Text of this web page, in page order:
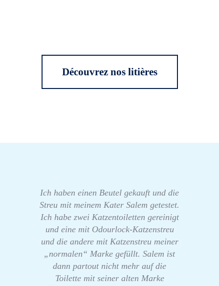
Découvrez nos litières
Ich haben einen Beutel gekauft und die
Streu mit meinem Kater Salem getestet.
Ich habe zwei Katzentoiletten gereinigt
und eine mit Odourlock-Katzenstreu
und die andere mit Katzenstreu meiner
„normalen“ Marke gefüllt. Salem ist
dann partout nicht mehr auf die
Toilette mit seiner alten Marke